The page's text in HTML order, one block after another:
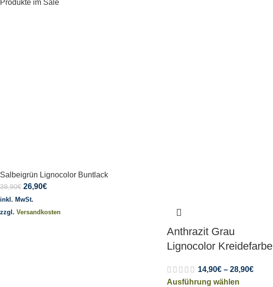
Produkte im Sale
Salbeigrün Lignocolor Buntlack
39,90€ 26,90€
inkl. MwSt.
zzgl. Versandkosten
Anthrazit Grau
Lignocolor Kreidefarbe
14,90€– 28,90€
Ausführung wählen